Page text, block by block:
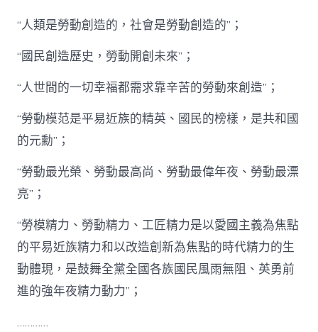
記
如
許
查
養
禮
發
中
國
網〉
中
“人類是勞動創造的，社會是勞動創造的”；
“國民創造歷史，勞動開創未來”；
“人世間的一切幸福都需求靠辛苦的勞動來創造”；
“勞動模范是平易近族的精英、國民的榜樣，是共和國
的元勳”；
“勞動最光榮、勞動最高尚、勞動最偉年夜、勞動最漂
亮”；
“勞模精力、勞動精力、工匠精力是以愛國主義為焦點
的平易近族精力和以改造創新為焦點的時代精力的生
動體現，是鼓舞全黨全國各族國民風雨無阻、英勇前
進的強年夜精力動力”；
…………